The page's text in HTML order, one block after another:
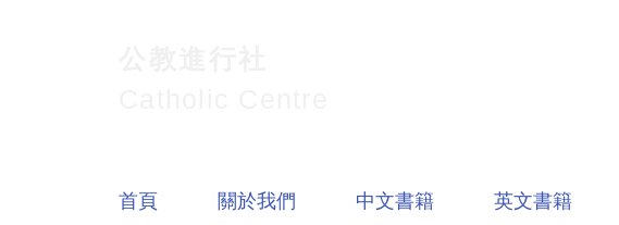
首頁 關於我們 中文書籍 英文書籍